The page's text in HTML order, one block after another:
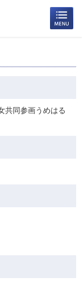
共同参画うめはる